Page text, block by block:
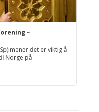
–
mener det er viktig å
Norge på